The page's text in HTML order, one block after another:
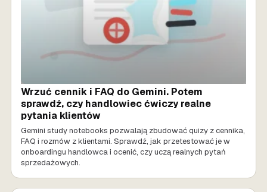
Wrzuć cennik i FAQ do Gemini. Potem
sprawdź, czy handlowiec ćwiczy realne
pytania klientów
Gemini study notebooks pozwalają zbudować quizy z cennika,
FAQ i rozmów z klientami. Sprawdź, jak przetestować je w
onboardingu handlowca i ocenić, czy uczą realnych pytań
sprzedażowych.